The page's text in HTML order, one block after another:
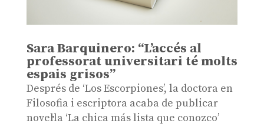
Sara Barquinero: “L’accés al
professorat universitari té molts
espais grisos”
Després de ‘Los Escorpiones’, la doctora en
Filosofia i escriptora acaba de publicar
novel·la ‘La chica más lista que conozco’